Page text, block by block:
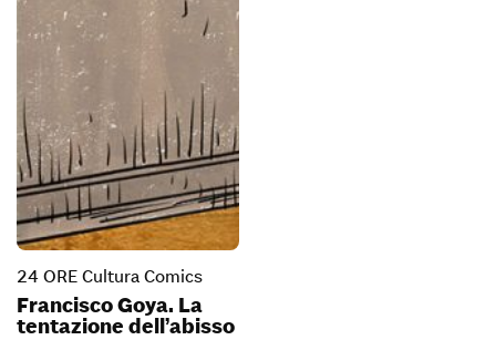
24 ORE Cultura Comics
Francisco Goya. La
tentazione dell’abisso